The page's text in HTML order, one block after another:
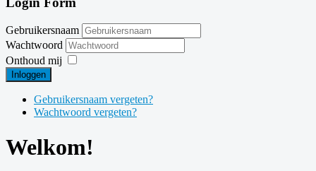
Gebruikersnaam
Wachtwoord
Onthoud mij
Inloggen
Gebruikersnaam vergeten?
Wachtwoord vergeten?
Welkom!